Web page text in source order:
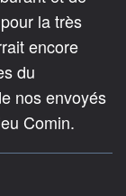
la très
encore
du
nos envoyés
Comin.